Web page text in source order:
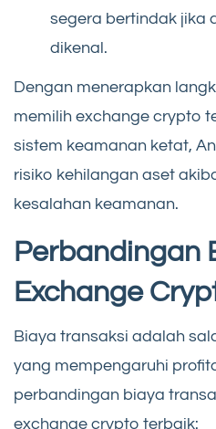
segera bertindak jika
dikenal.
Dengan menerapkan
memilih exchange crypto
sistem keamanan ketat,
risiko kehilangan aset
kesalahan keamanan.
Perbandingan
Exchange
Biaya transaksi adalah
yang mempengaruhi
perbandingan biaya
exchange crypto terbaik: